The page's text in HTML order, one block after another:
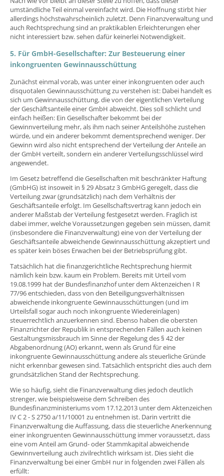
umständliche Teil einmal vereinfacht wird. Die Hoffnung stirbt hier
allerdings höchstwahrscheinlich zuletzt. Denn Finanzverwaltung und
auch Rechtsprechung sind an praktikablen Erleichterungen eher
nicht interessiert bzw. sehen dafür keinerlei Notwendigkeit.
5. Für GmbH-Gesellschafter: Zur Besteuerung einer
inkongruenten Gewinnausschüttung
Zunächst einmal vorab, was unter einer inkongruenten oder auch
disquotalen Gewinnausschüttung zu verstehen ist: Dabei handelt es
sich um Gewinnausschüttung, die von der eigentlichen Verteilung
der Geschäftsanteile einer GmbH abweicht. Dies soll schlicht und
einfach heißen: Ein Gesellschafter bekommt bei der
Gewinnverteilung mehr, als ihm nach seiner Anteilshöhe zustehen
würde, und ein anderer bekommt dementsprechend weniger. Der
Gewinn wird also nicht entsprechend der Verteilung der Anteile an
der GmbH verteilt, sondern ein anderer Verteilungsschlüssel wird
angewendet.
Im Gesetz betreffend die Gesellschaften mit beschränkter Haftung
(GmbHG) ist insoweit in § 29 Absatz 3 GmbHG geregelt, dass die
Verteilung zwar (grundsätzlich) nach dem Verhältnis der
Geschäftsanteile erfolgt. Im Gesellschaftsvertrag kann jedoch ein
anderer Maßstab der Verteilung festgesetzt werden. Fraglich ist
dabei immer, welche Voraussetzungen gegeben sein müssen, damit
(insbesondere die Finanzverwaltung) eine von der Verteilung der
Geschäftsanteile abweichende Gewinnausschüttung akzeptiert und
es später kein böses Erwachen bei der Betriebsprüfung gibt.
Tatsächlich hat die finanzgerichtliche Rechtsprechung hiermit
nämlich kein bzw. kaum ein Problem. Bereits mit Urteil vom
19.08.1999 hat der Bundesfinanzhof unter dem Aktenzeichen I R
77/96 entschieden, dass von den Beteiligungsverhältnissen
abweichende inkongruente Gewinnausschüttungen (und im
Urteilsfall sogar auch noch inkongruente Wiedereinlagen)
steuerrechtlich anzuerkennen sind. Ebenso haben die obersten
Finanzrichter der Republik in entsprechenden Fällen auch keinen
Gestaltungsmissbrauch im Sinne der Regelung des § 42 der
Abgabenordnung (AO) erkannt, wenn als Grund für eine
inkongruente Gewinnausschüttung andere als steuerliche Gründe
nicht erkennbar gewesen sind. Tatsächlich entspricht dies auch dem
grundsätzlichen Stand der Rechtsprechung.
Wie so häufig, sieht die Finanzverwaltung dies jedoch deutlich
strenger, wie beispielsweise dem Schreiben des
Bundesfinanzministeriums vom 17.12.2013 unter dem Aktenzeichen
IV C 2 - S 2750 a/11/10001 zu entnehmen ist. Darin vertritt die
Finanzverwaltung die Auffassung, dass die steuerliche Anerkennung
einer inkongruenten Gewinnausschüttung immer voraussetzt, dass
eine vom Anteil am Grund- oder Stammkapital abweichende
Gewinnverteilung auch zivilrechtlich wirksam ist. Dies sieht die
Finanzverwaltung bei einer GmbH nur in folgenden zwei Fällen als
erfüllt: